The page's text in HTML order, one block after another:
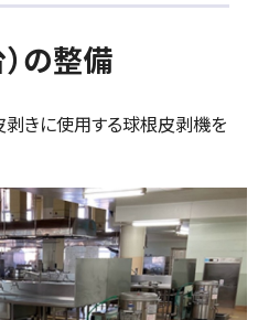
の整備
剥きに使用する球根皮剥機を